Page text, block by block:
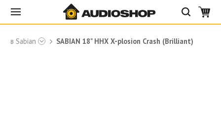
Sabian SABIAN 18" HHX X-plosion Crash (Brilliant)